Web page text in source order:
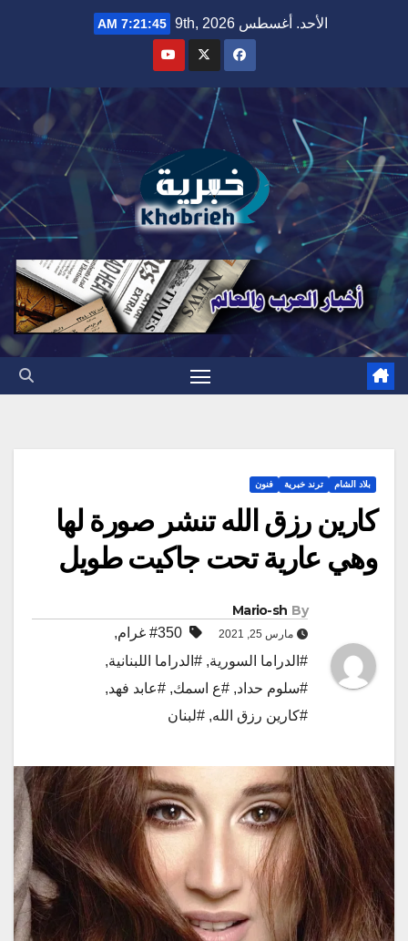
الأحد. أغسطس 9th, 2026 7:21:47 AM
بلاد الشام ترند خبرية فنون
كارين رزق الله تنشر صورة لها
وهي عارية تحت جاكيت طويل
By
Mario-sh
مارس 25, 2021 #350 غرام
,
#الدراما السورية, #الدراما اللبنانية,
#سلوم حداد, #ع اسمك, #عابد فهد,
#كارين رزق الله, #لبنان